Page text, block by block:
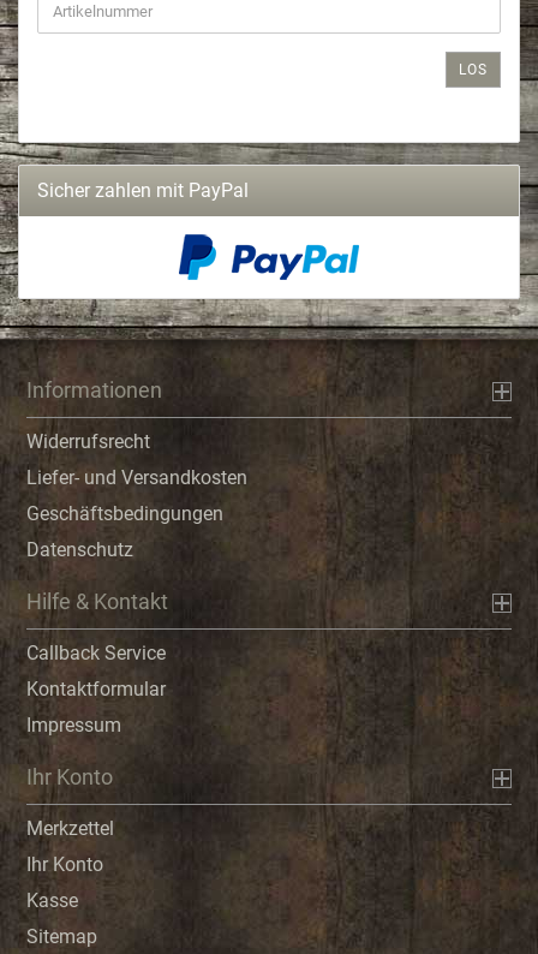
LOS
Sicher zahlen mit PayPal
Informationen
Widerrufsrecht
Liefer- und Versandkosten
Geschäftsbedingungen
Datenschutz
Hilfe & Kontakt
Callback Service
Kontaktformular
Impressum
Ihr Konto
Merkzettel
Ihr Konto
Kasse
Sitemap